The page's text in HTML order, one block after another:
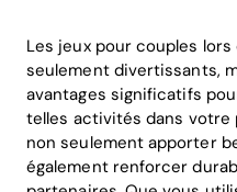
Les jeux pour couples
seulement divertissants,
avantages significatifs
telles activités dans
non seulement apporter
également renforcer